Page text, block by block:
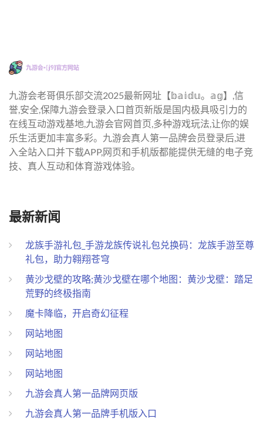
九游会老哥俱乐部交流2025最新网址【𝕓𝕒𝕚𝕕𝕦。𝕒𝕘】,信
誉,安全,保障九游会登录入口首页新版是国内极具吸引力的
在线互动游戏基地,九游会官网首页,多种游戏玩法,让你的娱
乐生活更加丰富多彩。九游会真人第一品牌会员登录后,进
入全站入口并下载APP,网页和手机版都能提供无缝的电子竞
技、真人互动和体育游戏体验。
最新新闻
龙族手游礼包_手游龙族传说礼包兑换码：龙族手游至尊
礼包，助力翱翔苍穹
黄沙戈壁的攻略;黄沙戈壁在哪个地图：黄沙戈壁：踏足
荒野的终极指南
魔卡降临，开启奇幻征程
网站地图
网站地图
网站地图
九游会真人第一品牌网页版
九游会真人第一品牌手机版入口